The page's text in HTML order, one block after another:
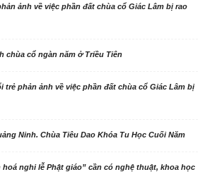
ảnh về việc phần đất chùa cổ Giác Lâm bị rao
chùa cổ ngàn năm ở Triều Tiên
trẻ phản ảnh về việc phần đất chùa cổ Giác Lâm bị
Ninh. Chùa Tiêu Dao Khóa Tu Học Cuối Năm
hoá nghi lễ Phật giáo” cần có nghệ thuật, khoa học